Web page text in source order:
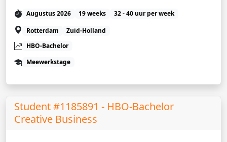
Augustus 2026 19 weeks
32 - 40 uur per week
Rotterdam
Zuid-Holland
HBO-Bachelor
Meewerkstage
Student #1185891 - HBO-Bachelor
Creative Business